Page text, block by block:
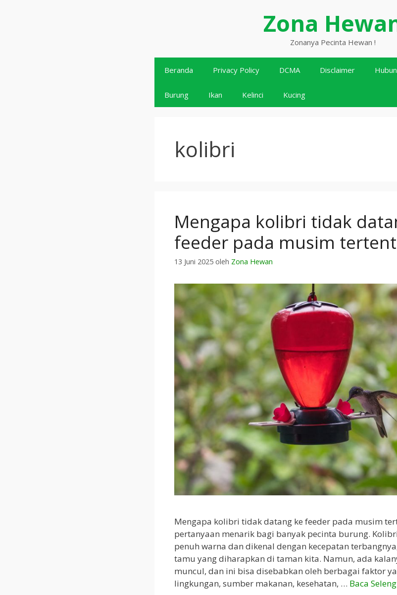
Zona
Zonanya Pecinta Hewan !
Beranda Privacy Policy DCMA Disclaimer
Burung Ikan Kelinci Kucing
kolibri
Mengapa kolibri tidak
feeder pada musim
13 Juni 2025 oleh Zona Hewan
Mengapa kolibri tidak datang ke feeder pada musim
pertanyaan menarik bagi banyak pecinta burung.
penuh warna dan dikenal dengan kecepatan
tamu yang diharapkan di taman kita. Namun, ada
muncul, dan ini bisa disebabkan oleh berbagai faktor
lingkungan, sumber makanan, kesehatan, … Baca